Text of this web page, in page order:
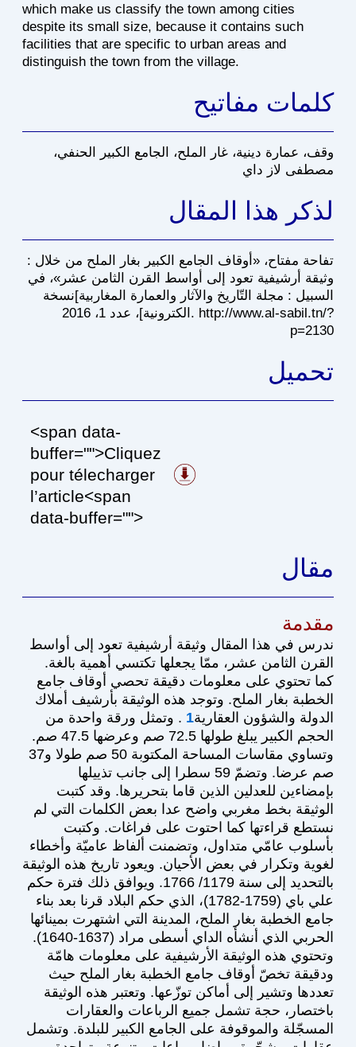
which make us classify the town among cities
despite its small size, because it contains such
facilities that are specific to urban areas and
distinguish the town from the village.
كلمات مفاتيح
وقف، عمارة دينية، غار الملح، الجامع الكبير الحنفي،
مصطفى لاز داي
لذكر هذا المقال
: تفاحة مفتاح، «أوقاف الجامع الكبير بغار الملح من خلال
وثيقة أرشيفية تعود إلى أواسط القرن الثامن عشر»، في
السبيل : مجلة التّاريخ والآثار والعمارة المغاربية]نسخة
الكترونية]، عدد 1، 2016. http://www.al-sabil.tn/?
p=2130
تحميل
<span data-
buffer="">Cliquez
pour télecharger
l’article<span
data-buffer="">
مقال
مقدمة
ندرس في هذا المقال وثيقة أرشيفية تعود إلى أواسط
القرن الثامن عشر، ممّا يجعلها تكتسي أهمية بالغة.
كما تحتوي على معلومات دقيقة تحصي أوقاف جامع
الخطبة بغار الملح. وتوجد هذه الوثيقة بأرشيف أملاك
الدولة والشؤون العقارية1 . وتمثل ورقة واحدة من
الحجم الكبير يبلغ طولها 72.5 صم وعرضها 47.5 صم.
وتساوي مقاسات المساحة المكتوبة 50 صم طولا و37
صم عرضا. وتضمّ 59 سطرا إلى جانب تذييلها
بإمضاءين للعدلين الذين قاما بتحريرها. وقد كتبت
الوثيقة بخط مغربي واضح عدا بعض الكلمات التي لم
نستطع قراءتها كما احتوت على فراغات. وكتبت
بأسلوب عامّي متداول، وتضمنت ألفاظ عاميّة وأخطاء
لغوية وتكرار في بعض الأحيان. ويعود تاريخ هذه الوثيقة
بالتحديد إلى سنة 1179/ 1766. ويوافق ذلك فترة حكم
علي باي (1759-1782)، الذي حكم البلاد قرنا بعد بناء
جامع الخطبة بغار الملح، المدينة التي اشتهرت بمينائها
الحربي الذي أنشأه الداي أسطى مراد (1637-1640).
وتحتوي هذه الوثيقة الأرشيفية على معلومات هامّة
ودقيقة تخصّ أوقاف جامع الخطبة بغار الملح حيث
تعددها وتشير إلى أماكن توزّعها. وتعتبر هذه الوثيقة
باختصار، حجة تشمل جميع الرباعات والعقارات
المسجّلة والموقوفة على الجامع الكبير للبلدة. وتشمل